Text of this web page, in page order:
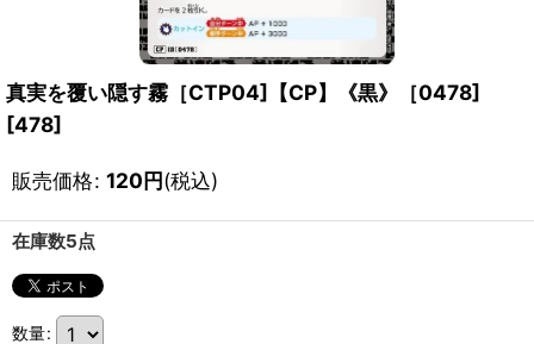
真実を覆い隠す霧［CTP04]【CP】《黒》［0478]
[478]
販売価格: 120円(税込)
在庫数5点
数量: